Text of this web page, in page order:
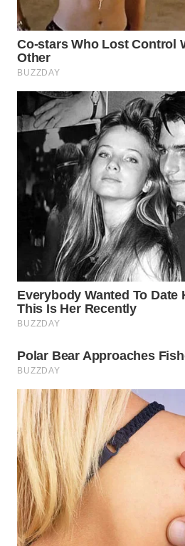
KARAWANG
WN
BEKASI
WN
BOGOR
WN
DEPOK
WN
TAPANULI
UTARA
WN
WN
LAWAS
WN
SUMEDANG
WN
CIANJUR
WN
KEPULAUAN
SERIBU